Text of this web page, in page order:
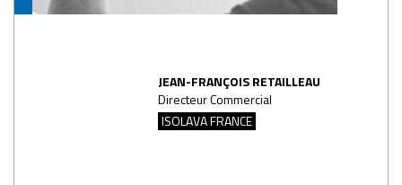
JEAN-FRANÇOIS RETAILLEAU
Directeur Commercial
ISOLAVA FRANCE